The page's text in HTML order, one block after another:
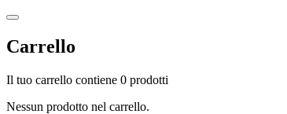
Carrello
Il tuo carrello contiene 0 prodotti
Nessun prodotto nel carrello.